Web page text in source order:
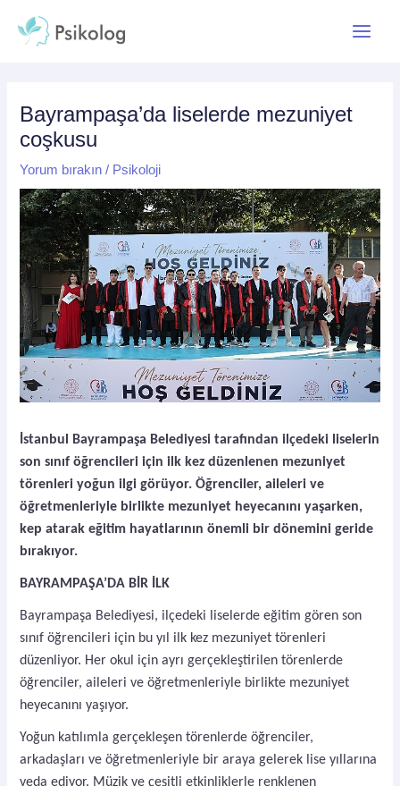
atla
Bayrampaşa’da liselerde mezuniyet
coşkusu
Yorum bırakın / Psikoloji
İstanbul Bayrampaşa Belediyesi tarafından ilçedeki liselerin
son sınıf öğrencileri için ilk kez düzenlenen mezuniyet
törenleri yoğun ilgi görüyor. Öğrenciler, aileleri ve
öğretmenleriyle birlikte mezuniyet heyecanını yaşarken,
kep atarak eğitim hayatlarının önemli bir dönemini geride
bırakıyor.
BAYRAMPAŞA’DA BİR İLK
Bayrampaşa Belediyesi, ilçedeki liselerde eğitim gören son
sınıf öğrencileri için bu yıl ilk kez mezuniyet törenleri
düzenliyor. Her okul için ayrı gerçekleştirilen törenlerde
öğrenciler, aileleri ve öğretmenleriyle birlikte mezuniyet
heyecanını yaşıyor.
Yoğun katılımla gerçekleşen törenlerde öğrenciler,
arkadaşları ve öğretmenleriyle bir araya gelerek lise yıllarına
veda ediyor. Müzik ve çeşitli etkinliklerle renklenen
dolaşımı